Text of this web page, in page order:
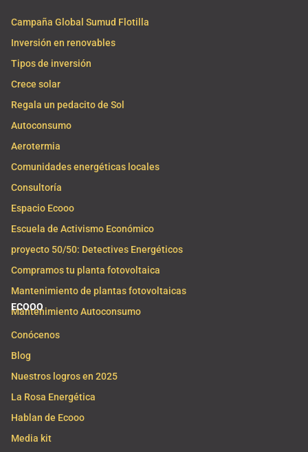
Campaña Global Sumud Flotilla
Inversión en renovables
Tipos de inversión
Crece solar
Regala un pedacito de Sol
Autoconsumo
Aerotermia
Comunidades energéticas locales
Consultoría
Espacio Ecooo
Escuela de Activismo Económico
proyecto 50/50: Detectives Energéticos
Compramos tu planta fotovoltaica
Mantenimiento de plantas fotovoltaicas
Mantenimiento Autoconsumo
ECOOO
Conócenos
Blog
Nuestros logros en 2025
La Rosa Energética
Hablan de Ecooo
Media kit